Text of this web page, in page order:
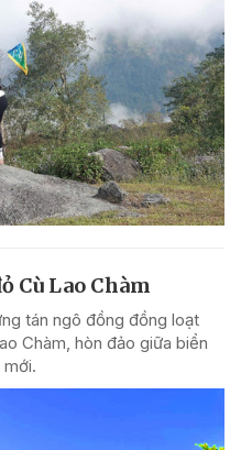
Cù Lao Chàm
tán ngô đồng đồng loạt
Chàm, hòn đảo giữa biển